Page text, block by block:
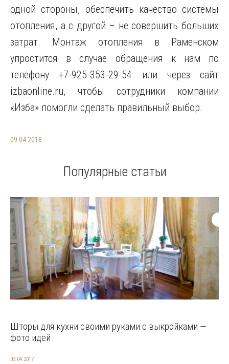
одной стороны, обеспечить качество системы
отопления, а с другой – не совершить больших
затрат. Монтаж отопления в Раменском
упростится в случае обращения к нам по
телефону +7-925-353-29-54 или через сайт
izbaonline.ru, чтобы сотрудники компании
«Изба» помогли сделать правильный выбор.
09.04.2018
Популярные статьи
Шторы для кухни своими руками с выкройками —
фото идей
03.04.2017